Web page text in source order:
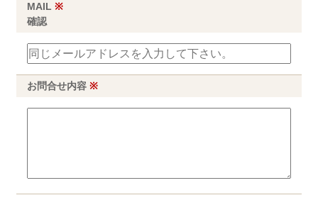
MAIL※
確認
お問合せ内容※